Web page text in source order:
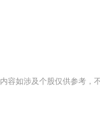
内容如涉及个股仅供参考，